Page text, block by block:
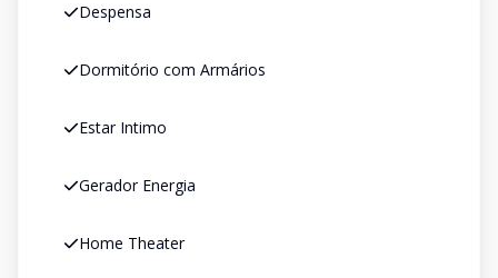
Despensa
Dormitório com Armários
Estar Intimo
Gerador Energia
Home Theater